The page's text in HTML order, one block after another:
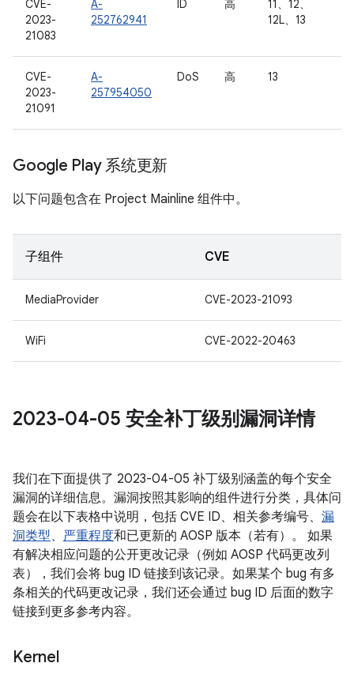
CVE-
2023-
21083
A-
252762941
ID 高
11、12、
12L、13
CVE-
2023-
21091
A-
257954050
DoS 高 13
Google Play 系统更新
以下问题包含在 Project Mainline 组件中。
子组件 CVE
MediaProvider CVE-2023-21093
WiFi CVE-2022-20463
2023-04-05 安全补丁级别漏洞详情
我们在下面提供了 2023-04-05 补丁级别涵盖的每个安全
漏洞的详细信息。漏洞按照其影响的组件进行分类，具体问
题会在以下表格中说明，包括 CVE ID、相关参考编号、 漏
洞类型、 严重程度和已更新的 AOSP 版本（若有）。 如果
有解决相应问题的公开更改记录（例如 AOSP 代码更改列
表），我们会将 bug ID 链接到该记录。如果某个 bug 有多
条相关的代码更改记录，我们还会通过 bug ID 后面的数字
链接到更多参考内容。
Kernel